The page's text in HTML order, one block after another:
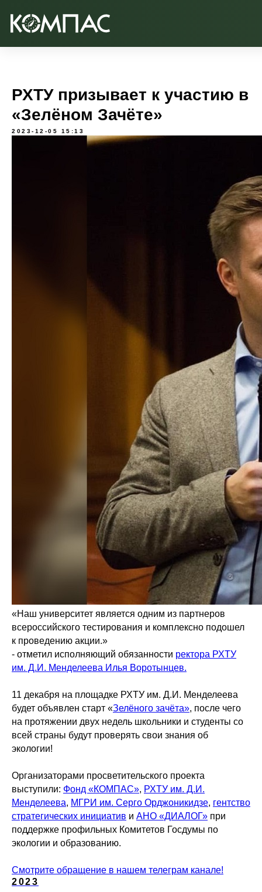
РХТУ призывает к участию в
«Зелёном Зачёте»
2023-12-05 15:13
«Наш университет является одним из партнеров
всероссийского тестирования и комплексно подошел
к проведению акции.»
- отметил исполняющий обязанности ректора РХТУ
им. Д.И. Менделеева Илья Воротынцев.
11 декабря на площадке РХТУ им. Д.И. Менделеева
будет объявлен старт «Зелёного зачёта», после чего
на протяжении двух недель школьники и студенты со
всей страны будут проверять свои знания об
экологии!
Организаторами просветительского проекта
выступили: Фонд «КОМПАС», РХТУ им. Д.И.
Менделеева, МГРИ им. Серго Орджоникидзе, гентство
стратегических инициатив и АНО «ДИАЛОГ» при
поддержке профильных Комитетов Госдумы по
экологии и образованию.
Смотрите обращение в нашем телеграм канале!
2023